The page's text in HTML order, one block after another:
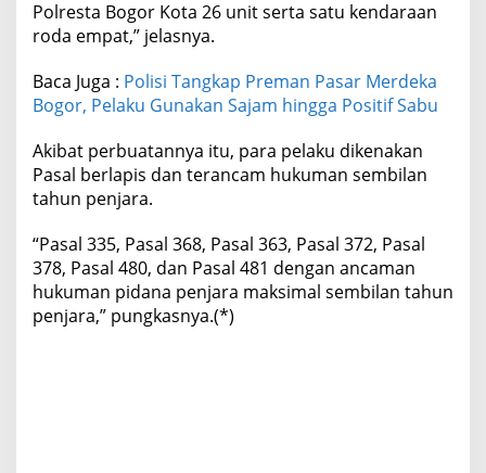
Polresta Bogor Kota 26 unit serta satu kendaraan
roda empat,” jelasnya.
Baca Juga : Polisi Tangkap Preman Pasar Merdeka
Bogor, Pelaku Gunakan Sajam hingga Positif Sabu
Akibat perbuatannya itu, para pelaku dikenakan
Pasal berlapis dan terancam hukuman sembilan
tahun penjara.
“Pasal 335, Pasal 368, Pasal 363, Pasal 372, Pasal
378, Pasal 480, dan Pasal 481 dengan ancaman
hukuman pidana penjara maksimal sembilan tahun
penjara,” pungkasnya.(*)